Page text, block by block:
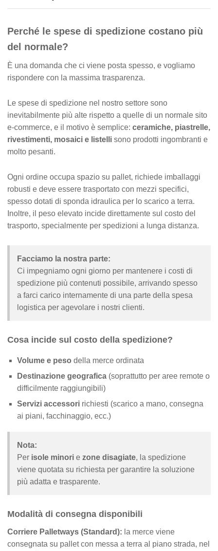
a
Perché le spese di spedizione costano più
del normale?
È una domanda che ci viene posta spesso, e vogliamo
rispondere con la massima trasparenza.
Le spese di spedizione nel nostro settore sono
inevitabilmente più alte rispetto a quelle di un normale sito
e-commerce, e il motivo è semplice: ceramiche, piastrelle,
rivestimenti, mosaici e listelli sono prodotti ingombranti e
molto pesanti.
Ogni ordine occupa spazio su pallet, richiede imballaggi
robusti e deve essere trasportato con mezzi specifici,
spesso dotati di sponda idraulica per lo scarico a terra.
Inoltre, il peso elevato incide direttamente sul costo del
trasporto, specialmente per spedizioni a lunga distanza.
Facciamo la nostra parte:
Ci impegniamo ogni giorno per mantenere i costi di
spedizione più contenuti possibile, arrivando spesso
a farci carico internamente di una parte della spesa
logistica per agevolare i nostri clienti.
Cosa incide sul costo della spedizione?
Volume e peso della merce ordinata
Destinazione geografica (soprattutto per aree remote o
difficilmente raggiungibili)
Servizi accessori richiesti (scarico a mano, consegna
ai piani, facchinaggio, ecc.)
Nota:
Per isole minori e zone disagiate, la spedizione
viene quotata su richiesta per garantire la soluzione
più adatta e trasparente.
Modalità di consegna disponibili
Corriere Palletways (Standard): la merce viene
consegnata su pallet con messa a terra al piano strada, nel